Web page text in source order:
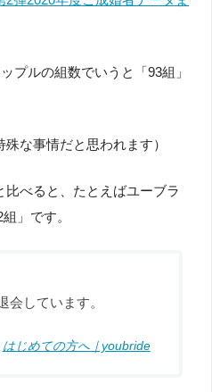
プルの組数でいうと「93組」
殊な事情だと思われます）
べると、たとえばユーブラ
」です。
しています。
はじめての方へ｜youbride